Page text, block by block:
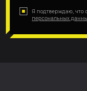
Я подтверждаю, что
персональных